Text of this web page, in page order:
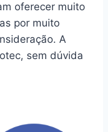
oferecer muito
por muito
A
sem dúvida